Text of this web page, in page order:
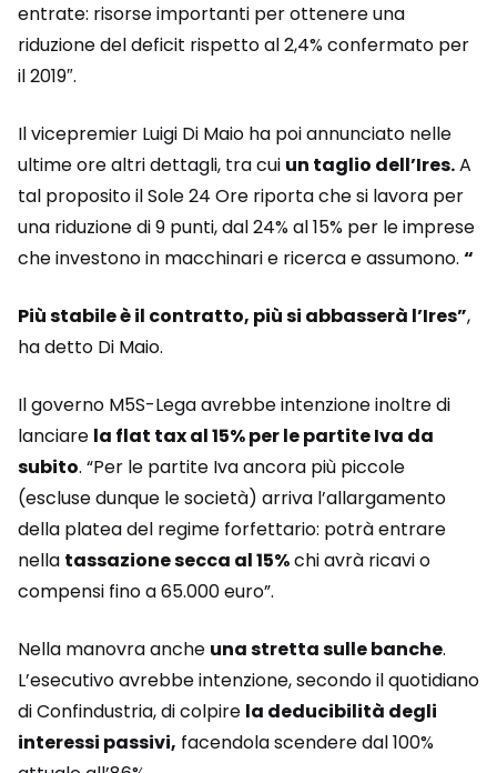
entrate: risorse importanti per ottenere una
riduzione del deficit rispetto al 2,4% confermato per
il 2019″.
Il vicepremier Luigi Di Maio ha poi annunciato nelle
ultime ore altri dettagli, tra cui un taglio dell’Ires.A
tal proposito il Sole 24 Ore riporta che si lavora per
una riduzione di 9 punti, dal 24% al 15% per le imprese
che investono in macchinari e ricerca e assumono. “
Più stabile è il contratto, più si abbasserà l’Ires”,
ha detto Di Maio.
Il governo M5S-Lega avrebbe intenzione inoltre di
lanciare la flat tax al 15% per le partite Iva da
subito. “Per le partite Iva ancora più piccole
(escluse dunque le società) arriva l’allargamento
della platea del regime forfettario: potrà entrare
nella tassazione secca al 15%chi avrà ricavi o
compensi fino a 65.000 euro”.
Nella manovra anche una stretta sulle banche.
L’esecutivo avrebbe intenzione, secondo il quotidiano
di Confindustria, di colpire la deducibilità degli
interessi passivi, facendola scendere dal 100%